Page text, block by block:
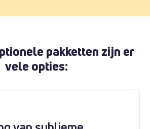
pakketten zijn er
vele opties: